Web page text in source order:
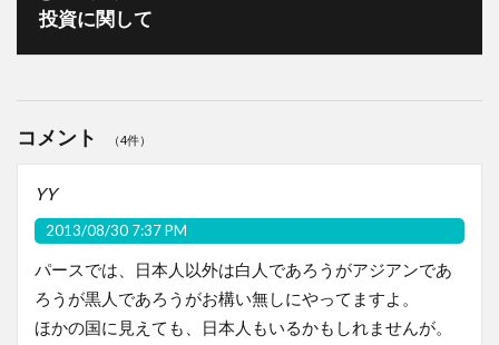
投資に関して
コメント （4件）
YY
2013/08/30 7:37 PM
パースでは、日本人以外は白人であろうがアジアンであ
ろうが黒人であろうがお構い無しにやってますよ。
ほかの国に見えても、日本人もいるかもしれませんが。